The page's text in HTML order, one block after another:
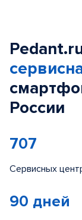
России
707
Сервисных
90 дней